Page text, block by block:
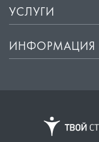
УСЛУГИ
ИНФОРМАЦИЯ